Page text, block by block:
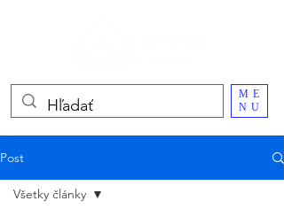
ME
NU
Post
Všetky články